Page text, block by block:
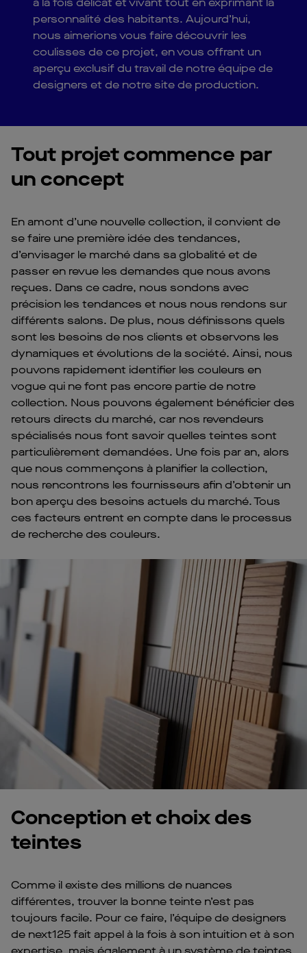
personnalité des habitants. Aujourd’hui,
nous aimerions vous faire découvrir les
coulisses de ce projet, en vous offrant un
aperçu exclusif du travail de notre équipe de
designers et de notre site de production.
Tout projet commence par
un concept
En amont d’une nouvelle collection, il convient de
se faire une première idée des tendances,
d’envisager le marché dans sa globalité et de
passer en revue les demandes que nous avons
reçues. Dans ce cadre, nous sondons avec
précision les tendances et nous nous rendons sur
différents salons. De plus, nous définissons quels
sont les besoins de nos clients et observons les
dynamiques et évolutions de la société. Ainsi, nous
pouvons rapidement identifier les couleurs en
vogue qui ne font pas encore partie de notre
collection. Nous pouvons également bénéficier des
retours directs du marché, car nos revendeurs
spécialisés nous font savoir quelles teintes sont
particulièrement demandées. Une fois par an, alors
que nous commençons à planifier la collection,
nous rencontrons les fournisseurs afin d’obtenir un
bon aperçu des besoins actuels du marché. Tous
ces facteurs entrent en compte dans le processus
de recherche des couleurs.
Conception et choix des
teintes
Comme il existe des millions de nuances
différentes, trouver la bonne teinte n’est pas
toujours facile. Pour ce faire, l’équipe de designers
de next125 fait appel à la fois à son intuition et à son